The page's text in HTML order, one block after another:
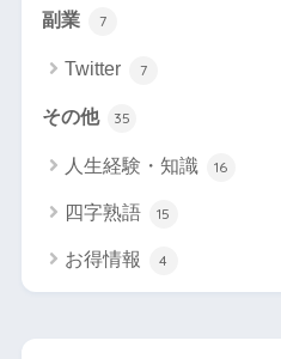
副業 7
Twitter 7
その他 35
人生経験・知識 16
四字熟語 15
お得情報 4